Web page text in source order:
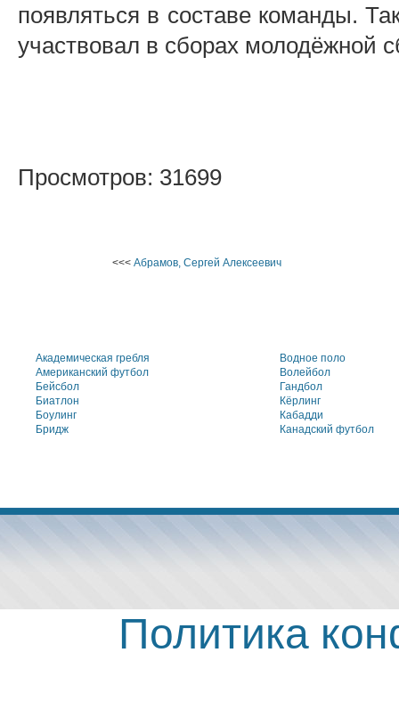
появляться в составе команды.
участвовал в сборах молодёжной
Просмотров: 31699
<<< Абрамов, Сергей Алексеевич
Академическая гребля
Американский футбол
Бейсбол
Биатлон
Боулинг
Бридж
Водное поло
Волейбол
Гандбол
Кёрлинг
Кабадди
Канадский футбол
Политика